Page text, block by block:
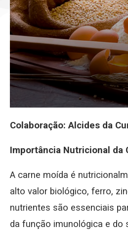
Colaboração: Alcides da
Importância Nutricional da
A carne moída é
alto valor biológico, ferro,
nutrientes são essenciais
da função imunológica e do